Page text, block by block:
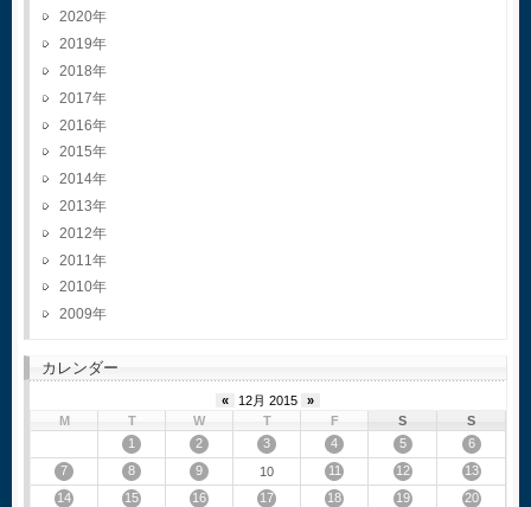
2020
2019
2018
2017
2016
2015
2014
2013
2012
2011
2010
2009
カレンダー
« 12月 2015
»
M
T W T F S
S
1
2 3 4 5
6
7
8 9 10 11 12
13
14
15 16 17 18 19
20